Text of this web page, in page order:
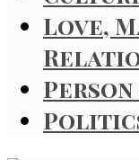
Love,